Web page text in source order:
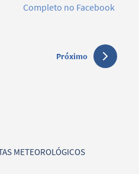
Próximo
METEOROLÓGICOS